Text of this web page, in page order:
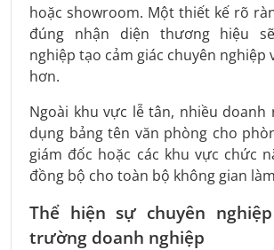
hoặc showroom. Một thiết kế rõ
đúng nhận diện thương hiệu
nghiệp tạo cảm giác chuyên nghiệp
hơn.
Ngoài khu vực lễ tân, nhiều doanh
dụng bảng tên văn phòng cho
giám đốc hoặc các khu vực chức
đồng bộ cho toàn bộ không gian
Thể hiện sự chuyên
trường doanh nghiệp